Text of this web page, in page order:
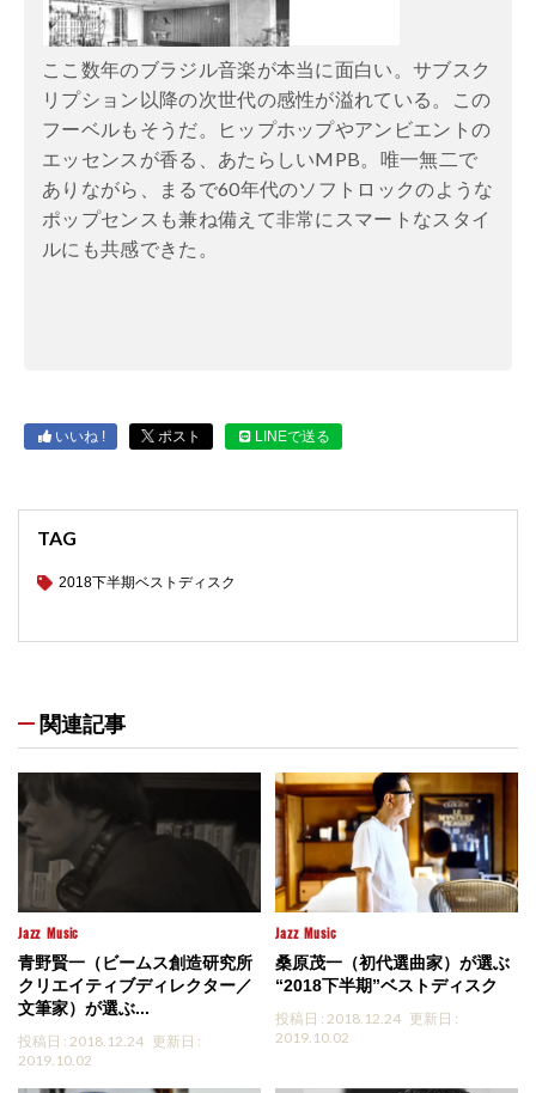
ここ数年のブラジル音楽が本当に面白い。サブスク
リプション以降の次世代の感性が溢れている。この
フーベルもそうだ。ヒップホップやアンビエントの
エッセンスが香る、あたらしいMPB 。唯一無二で
ありながら、まるで60年代のソフトロックのような
ポップセンスも兼ね備えて非常にスマートなスタイ
ルにも共感できた。
いいね ! ポスト LINEで送る
TAG
2018下半期ベストディスク
関連記事
Jazz Music
青野賢一（ビームス創造研究所
クリエイティブディレクター／
文筆家）が選ぶ...
投稿日 : 2018.12.24 更新日 :
2019.10.02
Jazz Music
桑原茂一（初代選曲家）が選ぶ
“2018下半期”ベストディスク
投稿日 : 2018.12.24 更新日 :
2019.10.02